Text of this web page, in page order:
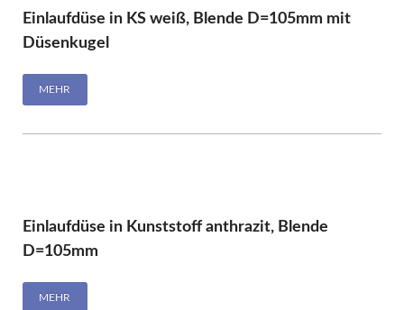
Einlaufdüse in KS weiß, Blende D=105mm mit
Düsenkugel
MEHR
Einlaufdüse in Kunststoff anthrazit, Blende
D=105mm
MEHR